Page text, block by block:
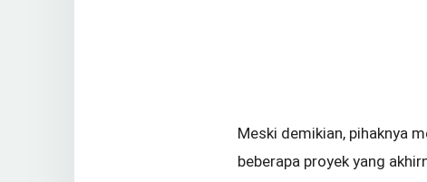
Meski demikian, pihaknya
beberapa proyek yang